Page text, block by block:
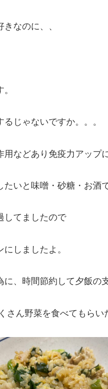
なのに、、
じゃないですか。。。
用などあり免疫力アップ
いと味噌・砂糖・お酒
してましたので
しましたよ。
、時間節約して夕飯の
さん野菜を食べてもらい